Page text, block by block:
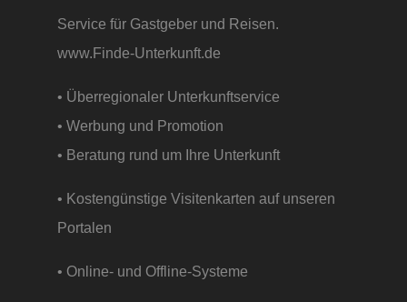
Service für Gastgeber und Reisen.
www.Finde-Unterkunft.de
• Überregionaler Unterkunftservice
• Werbung und Promotion
• Beratung rund um Ihre Unterkunft
• Kostengünstige Visitenkarten auf unseren
Portalen
• Online- und Offline-Systeme